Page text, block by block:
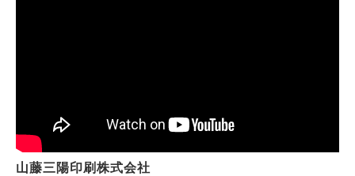
山藤三陽印刷株式会社